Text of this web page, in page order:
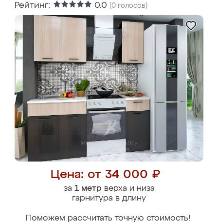
Рейтинг: 0.0 (0 голосов)
Цена: от 34 000 ₽
за 1 метрверха и низа
гарнитура в длину
Поможем рассчитать точную стоимость!